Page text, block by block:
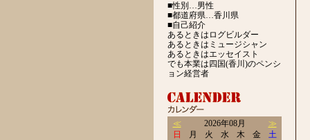
■性別…男性
■都道府県…香川県
■自己紹介
あるときはログビルダー
あるときはミュージシャン
あるときはエッセイスト
でも本業は四国(香川)のペンシ
ョン経営者
≪ 2026年08月
≫
日
月 火 水 木 金
土